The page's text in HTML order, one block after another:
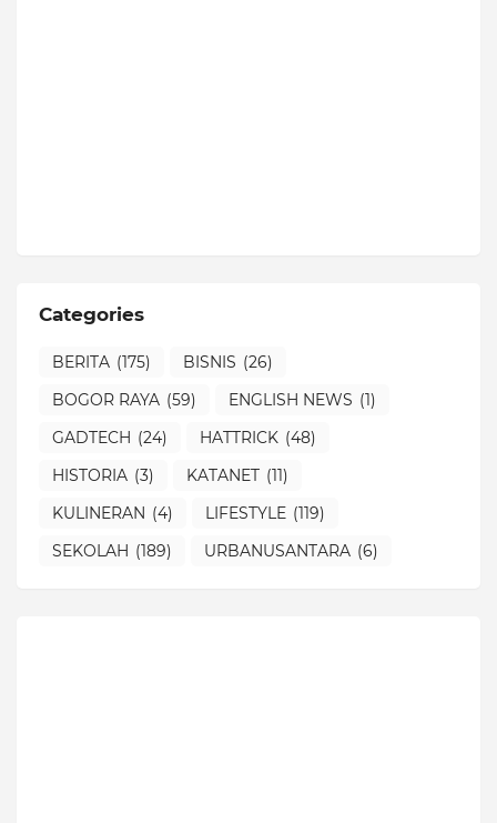
Categories
BERITA (175) BISNIS (26)
BOGOR RAYA (59) ENGLISH NEWS (1)
GADTECH (24) HATTRICK (48)
HISTORIA (3) KATANET (11)
KULINERAN (4) LIFESTYLE (119)
SEKOLAH (189) URBANUSANTARA (6)